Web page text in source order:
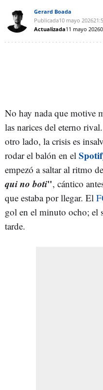
Gerard Boada
Publicada10 mayo 2026
Actualizada11 mayo 2026
No hay nada que motive
las narices del eterno
otro lado, la crisis es
rodar el balón en el
empezó a saltar al ritmo
qui no boti", cántico
que estaba por llegar. El
gol en el minuto ocho; el
tarde.